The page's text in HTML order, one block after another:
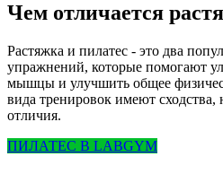
Чем отличается
Растяжка и пилатес - это два
упражнений, которые помогают
мышцы и улучшить общее
вида тренировок имеют сходства,
отличия.
ПИЛАТЕС В LABGYM